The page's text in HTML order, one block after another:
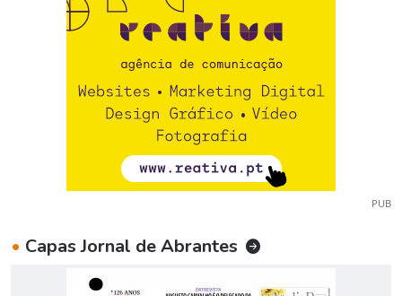
PUB
• Capas Jornal de Abrantes